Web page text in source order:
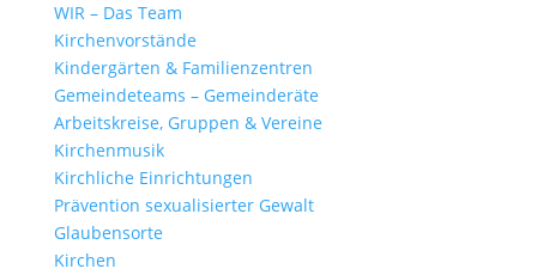
WIR – Das Team
Kirchen­vor­stände
Kinder­gärten & Familienzentren
Gemein­de­teams – Gemeinderäte
Arbeits­kreise, Gruppen & Vereine
Kirchen­musik
Kirch­liche Einrichtungen
Präven­tion sexua­li­sierter Gewalt
Glau­ben­s­orte
Kirchen